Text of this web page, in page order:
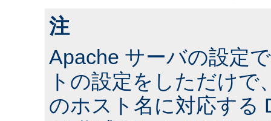
注
Apache サーバの設定
トの設定をしただけで
のホスト名に対応する